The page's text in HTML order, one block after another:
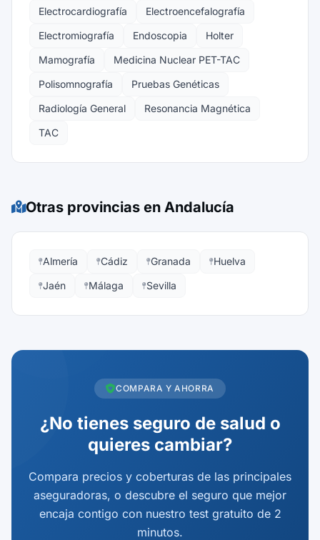
Electrocardiografía
Electroencefalografía
Electromiografía
Endoscopia
Holter
Mamografía
Medicina Nuclear PET-TAC
Polisomnografía
Pruebas Genéticas
Radiología General
Resonancia Magnética
TAC
Otras provincias en Andalucía
Almería Cádiz Granada
Huelva
Jaén
Málaga Sevilla
COMPARA Y AHORRA
¿No tienes seguro de salud o
quieres cambiar?
Compara precios y coberturas de las principales
aseguradoras, o descubre el seguro que mejor
encaja contigo con nuestro test gratuito de 2
minutos.